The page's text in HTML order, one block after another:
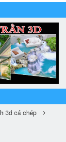
3d cá chép